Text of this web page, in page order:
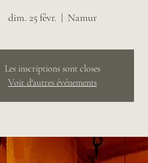
dim. 25 févr.
  |
Namur
Les inscriptions sont closes
Voir d'autres événements